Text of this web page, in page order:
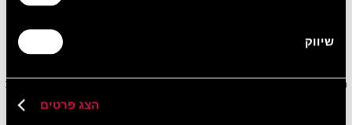
שיווק
הצג פרטים
הירשמו לניוזלטר שלנו וקבלו את כל המבצעים, ההנחות וההצעות המיוחדות